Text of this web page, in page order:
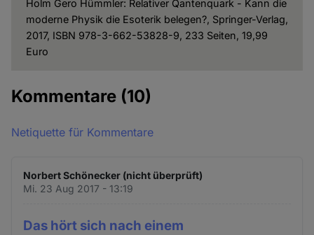
Holm Gero Hümmler: Relativer Qantenquark - Kann die
moderne Physik die Esoterik belegen?, Springer-Verlag,
2017, ISBN 978-3-662-53828-9, 233 Seiten, 19,99
Euro
Kommentare (10)
Netiquette für Kommentare
Norbert Schönecker (nicht überprüft)
Mi. 23 Aug 2017 - 13:19
Das hört sich nach einem